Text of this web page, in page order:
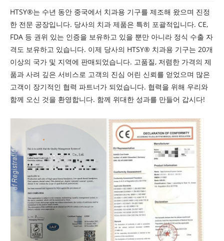
HTSY®는 수년 동안 중국에서 치과용 기구를 제조해 왔으며 진정
한 전문 공장입니다. 당사의 치과 제품은 특히 포괄적입니다. CE,
FDA 등 권위 있는 인증을 보유하고 있을 뿐만 아니라 정식 수출 자
격도 보유하고 있습니다. 이제 당사의 HTSY® 치과용 기구는 20개
이상의 국가 및 지역에 판매되었습니다. 고품질, 저렴한 가격의 제
품과 사려 깊은 서비스로 고객의 진심 어린 신뢰를 얻었으며 많은
고객이 장기적인 협력 파트너가 되었습니다. 협력을 위해 우리와
함께 오신 것을 환영합니다. 함께 위대한 성과를 만들어 갑시다!